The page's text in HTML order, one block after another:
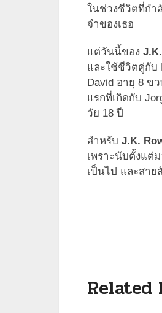
ในช่วงชีวิตที่กำ
จำของเธอ
แต่วันนี้ของ
และใช้ชีวิตคู่กับ
David อายุ 8 ข
แรกที่เกิดกับ
วัย 18 ปี
สำหรับ J.K.
เพราะนับตั้งแต่
เป็นไป และสา
Related